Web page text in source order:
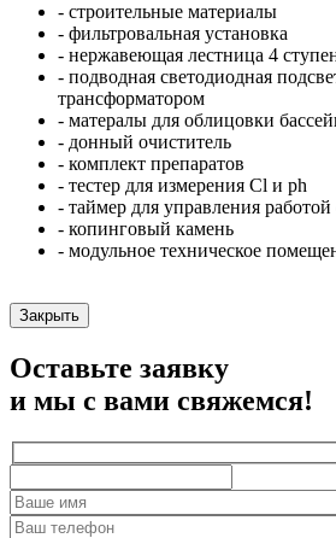
- строительные материалы
- фильтровальная установка
- нержавеющая лестница 4
- подводная светодиодная
трансформатором
- матералы для облицовки
- донный очиститель
- комплект препаратов
- тестер для измерения Cl и ph
- таймер для управления работой
- копинговый камень
- модульное техническое
Закрыть
Оставьте заявку
и мы с вами свяжемся!